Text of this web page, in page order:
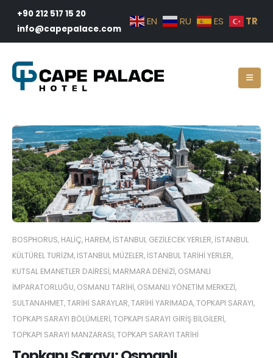
+90 212 517 15 20
info@capepalace.com
EN RU ES TR
BOSPHORUS, HALIÇ, HAREM, İSTANBUL GEZILECEK YERLER, İSTANBUL
KÜLTÜREL TURIZM, İSTANBUL MÜZELER, İSTANBUL TARIHI YERLER,
KUTSAL EMANETLER DAIRESI, MARMARA DENIZI, OSMANLI
İMPARATORLUĞU, OSMANLI TARIHI, OSMANLI YÖNETIM MERKEZI,
SULTANAHMET,TARIHI SARAYLAR,TARIHI YARIMADA,TOPKAPI SARAYI,
TOPKAPI SARAYI BÖLÜMLERI,TOPKAPI SARAYI GIRIŞ BILGILERI,
TOPKAPI SARAYI MANZARASI,TOPKAPI SARAYI TARIHI